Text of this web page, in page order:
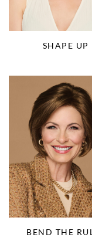
SHAPE UP
BEND THE